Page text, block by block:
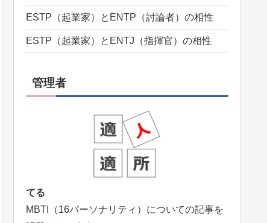
ESTP（起業家）とENTP（討論者）の相性
ESTP（起業家）とENTJ（指揮官）の相性
管理者
てる
MBTI（16パーソナリティ）についての記事を